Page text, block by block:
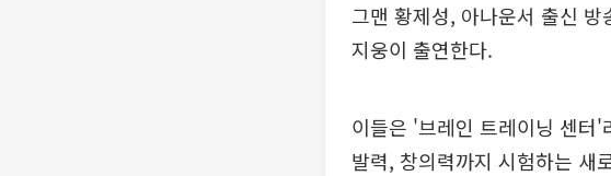
그맨 황제성, 아나운서 출신
지웅이 출연한다.
이들은 '브레인 트레이닝 센터
발력, 창의력까지 시험하는 새